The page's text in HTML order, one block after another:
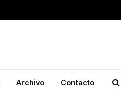
Archivo Contacto